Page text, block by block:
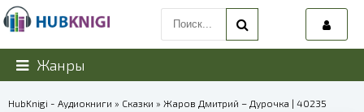
Жанры
HubKnigi - Аудиокниги » Сказки » Жаров Дмитрий – Дурочка | 40235